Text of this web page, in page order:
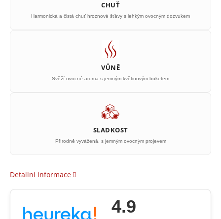
CHUŤ
Harmonická a čistá chuť hroznové šťávy s lehkým ovocným dozvukem
VŮNĚ
Svěží ovocné aroma s jemným květinovým buketem
SLADKOST
Přírodně vyvážená, s jemným ovocným projevem
Detailní informace
4.9